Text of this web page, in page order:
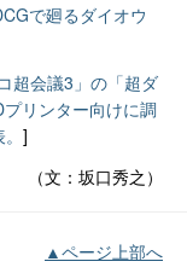
で廻るダイオウ
超会議3」の「超ダ
リンター向けに調
]
（文：坂口秀之）
▲ページ上部へ